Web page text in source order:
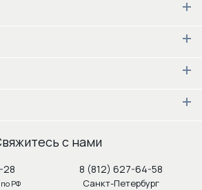
с нами
28
РФ
8 (812) 627-64-58
Санкт-Петербург